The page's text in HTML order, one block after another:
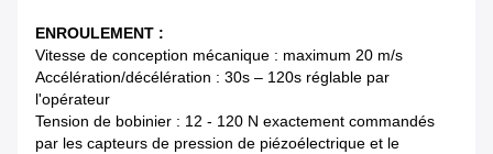
ENROULEMENT :
Vitesse de conception mécanique : maximum 20 m/s
Accélération/décélération : 30s – 120s réglable par
l'opérateur
Tension de bobinier : 12 - 120 N exactement commandés
par les capteurs de pression de piézoélectrique et le